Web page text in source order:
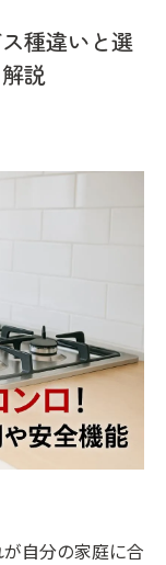
種違いと選
説
自分の家庭に合